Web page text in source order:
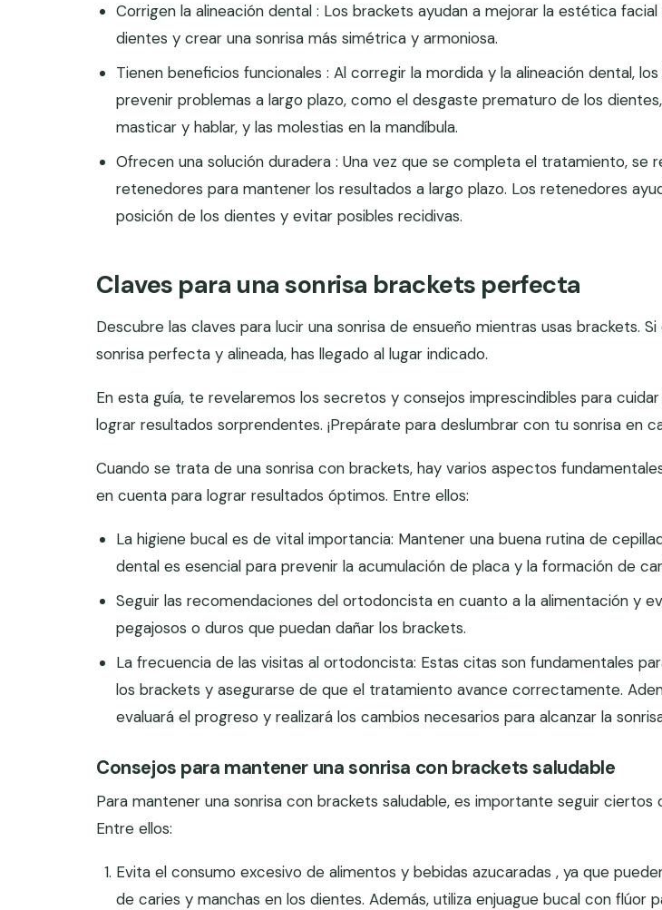
Corrigen la alineación dental : Los brackets ayudan a mejorar la estética facial
dientes y crear una sonrisa más simétrica y armoniosa.
Tienen beneficios funcionales : Al corregir la mordida y la alineación dental,
prevenir problemas a largo plazo, como el desgaste prematuro de los
masticar y hablar, y las molestias en la mandíbula.
Ofrecen una solución duradera : Una vez que se completa el tratamiento, se
retenedores para mantener los resultados a largo plazo. Los retenedores
posición de los dientes y evitar posibles recidivas.
Claves para una sonrisa brackets perfecta
Descubre las claves para lucir una sonrisa de ensueño mientras usas brackets.
sonrisa perfecta y alineada, has llegado al lugar indicado.
En esta guía, te revelaremos los secretos y consejos imprescindibles para
lograr resultados sorprendentes. ¡Prepárate para deslumbrar con tu sonrisa en
Cuando se trata de una sonrisa con brackets, hay varios aspectos
en cuenta para lograr resultados óptimos. Entre ellos:
La higiene bucal es de vital importancia: Mantener una buena rutina de
dental es esencial para prevenir la acumulación de placa y la formación de
Seguir las recomendaciones del ortodoncista en cuanto a la alimentación y
pegajosos o duros que puedan dañar los brackets.
La frecuencia de las visitas al ortodoncista: Estas citas son fundamentales
los brackets y asegurarse de que el tratamiento avance correctamente.
evaluará el progreso y realizará los cambios necesarios para alcanzar la
Consejos para mantener una sonrisa con brackets saludable
Para mantener una sonrisa con brackets saludable, es importante seguir ciertos
Entre ellos:
Evita el consumo excesivo de alimentos y bebidas azucaradas , ya que
de caries y manchas en los dientes. Además, utiliza enjuague bucal con flúor